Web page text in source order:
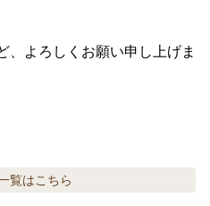
、よろしくお願い申し上げま
覧はこちら